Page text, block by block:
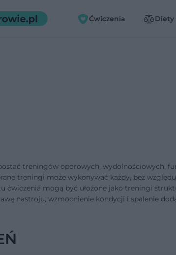
Ćwiczenia Diety
treningów oporowych, wydolnościowych,
treningi może wykonywać każdy, bez
ćwiczenia mogą być ułożone jako treningi
nastroju, wzmocnienie kondycji i spalenie